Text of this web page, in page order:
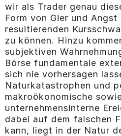
wir als Trader genau
Form von Gier und
resultierenden
zu können. Hinzu
subjektiven
Börse fundamentale
sich nie vorhersagen
Naturkatastrophen und
makroökonomische
unternehmensinterne
dabei auf dem falschen
kann, liegt in der Natur